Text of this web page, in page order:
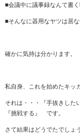
■会議中に議事録なんて書
■そんなに器用なヤツは居
確かに気持は分かります。
私自身、これを始めたキッ
それは・・・『手抜きした
『挑戦する』 です。
さて結果はどうでたでしょう